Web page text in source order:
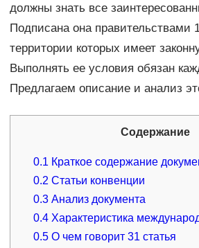
должны знать все
Подписана она правительствами
территории которых имеет
Выполнять ее условия обязан
Предлагаем описание и анализ
Содержание
0.1 Краткое содержание
0.2 Статьи конвенции
0.3 Анализ документа
0.4 Характеристика
0.5 О чем говорит 31 статья